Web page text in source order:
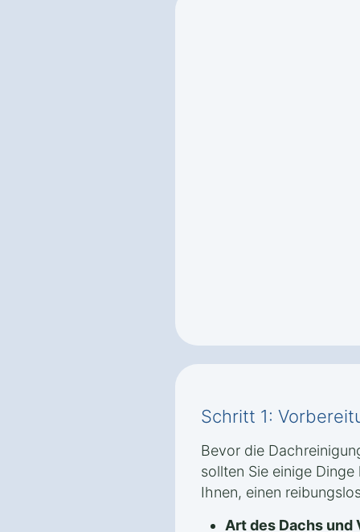
Schritt 1:
Bevor die
sollten Sie einige
Ihnen, einen
Art des Dachs